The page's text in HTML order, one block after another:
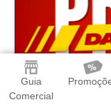
Guia
Comercial